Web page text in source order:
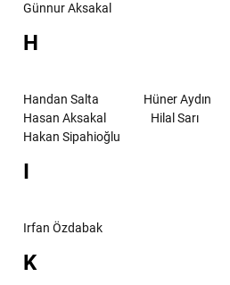
Günnur Aksakal
H
Handan Salta
Hüner Aydın
Hasan Aksakal
Hilal Sarı
Hakan Sipahioğlu
I
Irfan Özdabak
K